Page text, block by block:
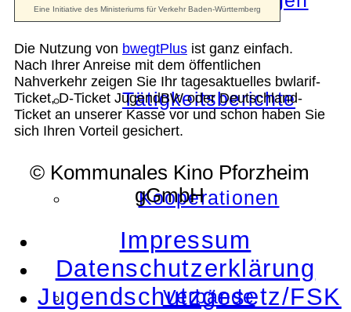
Tätigkeitsberichte
Kooperationen
Verbände
Die Nutzung von bwegtPlus ist ganz einfach.
Nach Ihrer Anreise mit dem öffentlichen
Nahverkehr zeigen Sie Ihr tagesaktuelles bwlarif-
Ticket, D-Ticket JugendBW oder Deutschland-
Ticket an unserer Kasse vor und schon haben Sie
sich Ihren Vorteil gesichert.
© Kommunales Kino Pforzheim
gGmbH
Impressum
Datenschutzerklärung
Jugendschutzgesetz/FSK